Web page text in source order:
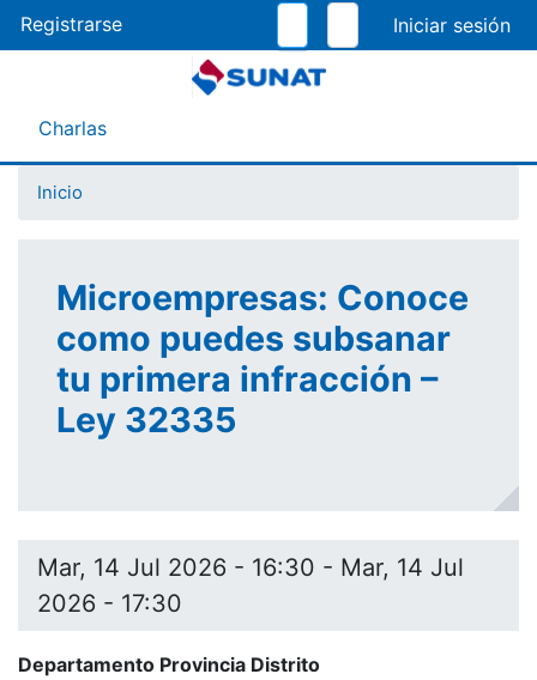
al
contenido
Registrarse
Menú Asistente
Charlas
Inicio
Microempresas: Conoce
como puedes subsanar
tu primera infracción –
Ley 32335
Mar, 14 Jul 2026 - 16:30 - Mar, 14 Jul
2026 - 17:30
Departamento Provincia Distrito